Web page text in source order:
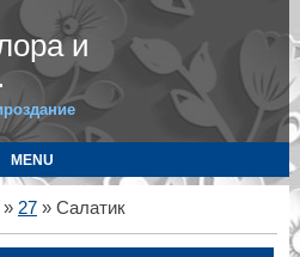
и
MENU
» 27» Салатик